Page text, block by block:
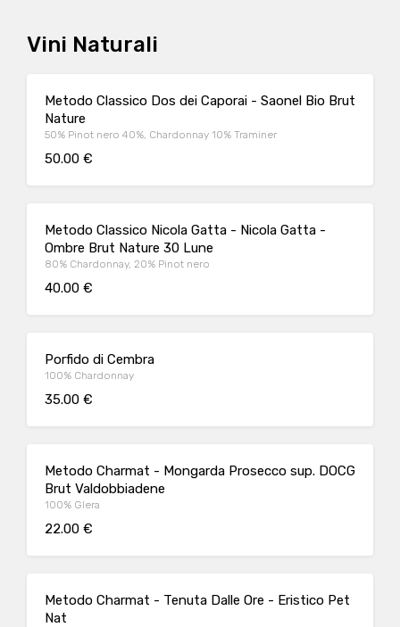
Vini Naturali
Metodo Classico Dos dei Caporai - Saonel Bio Brut
Nature
50% Pinot nero 40%, Chardonnay 10% Traminer
50.00 €
Metodo Classico Nicola Gatta - Nicola Gatta -
Ombre Brut Nature 30 Lune
80% Chardonnay, 20% Pinot nero
40.00 €
Porfido di Cembra
100% Chardonnay
35.00 €
Metodo Charmat - Mongarda Prosecco sup. DOCG
Brut Valdobbiadene
100% Glera
22.00 €
Metodo Charmat - Tenuta Dalle Ore - Eristico Pet
Nat